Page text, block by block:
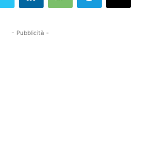
- Pubblicità -